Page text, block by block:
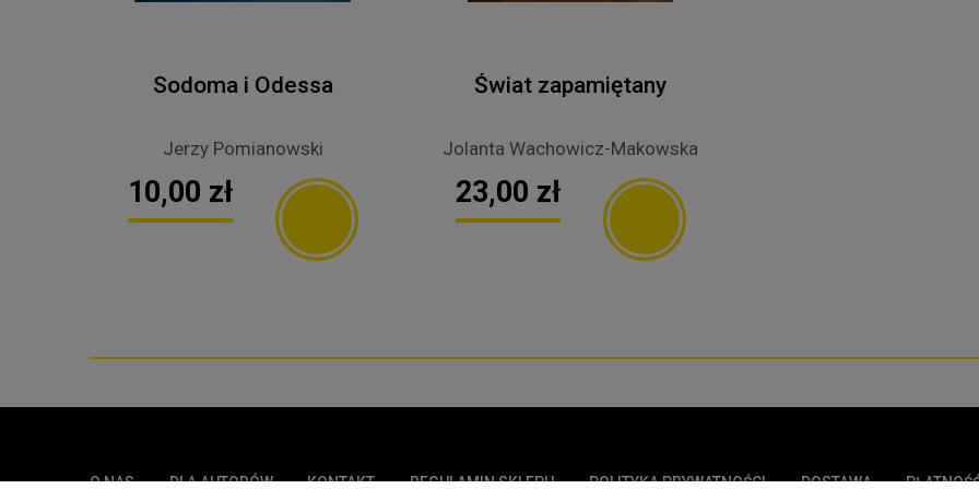
Sodoma i Odessa
Jerzy Pomianowski
10,00 zł
Świat zapamiętany
Jolanta Wachowicz-Makowska
23,00 zł
O NAS DLA AUTORÓW KONTAKT REGULAMIN SKLEPU POLITYKA PRYWATNOŚCI DOSTAWA